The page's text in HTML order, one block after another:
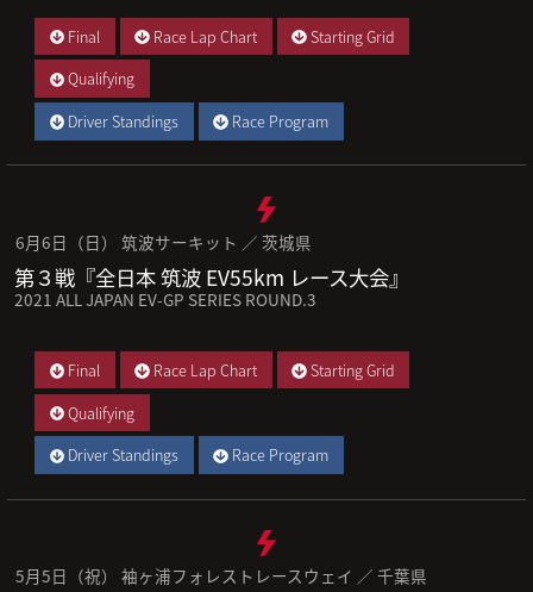
Final Race Lap Chart
Starting Grid
Qualifying
Driver Standings
Race Program
6月6日（日） 筑波サーキット ／ 茨城県
第３戦『全日本 筑波 EV55km レース大会』
2021 ALL JAPAN EV-GP SERIES ROUND.3
Final Race Lap Chart
Starting Grid
Qualifying
Driver Standings
Race Program
5月5日（祝） 袖ヶ浦フォレストレースウェイ ／ 千葉県